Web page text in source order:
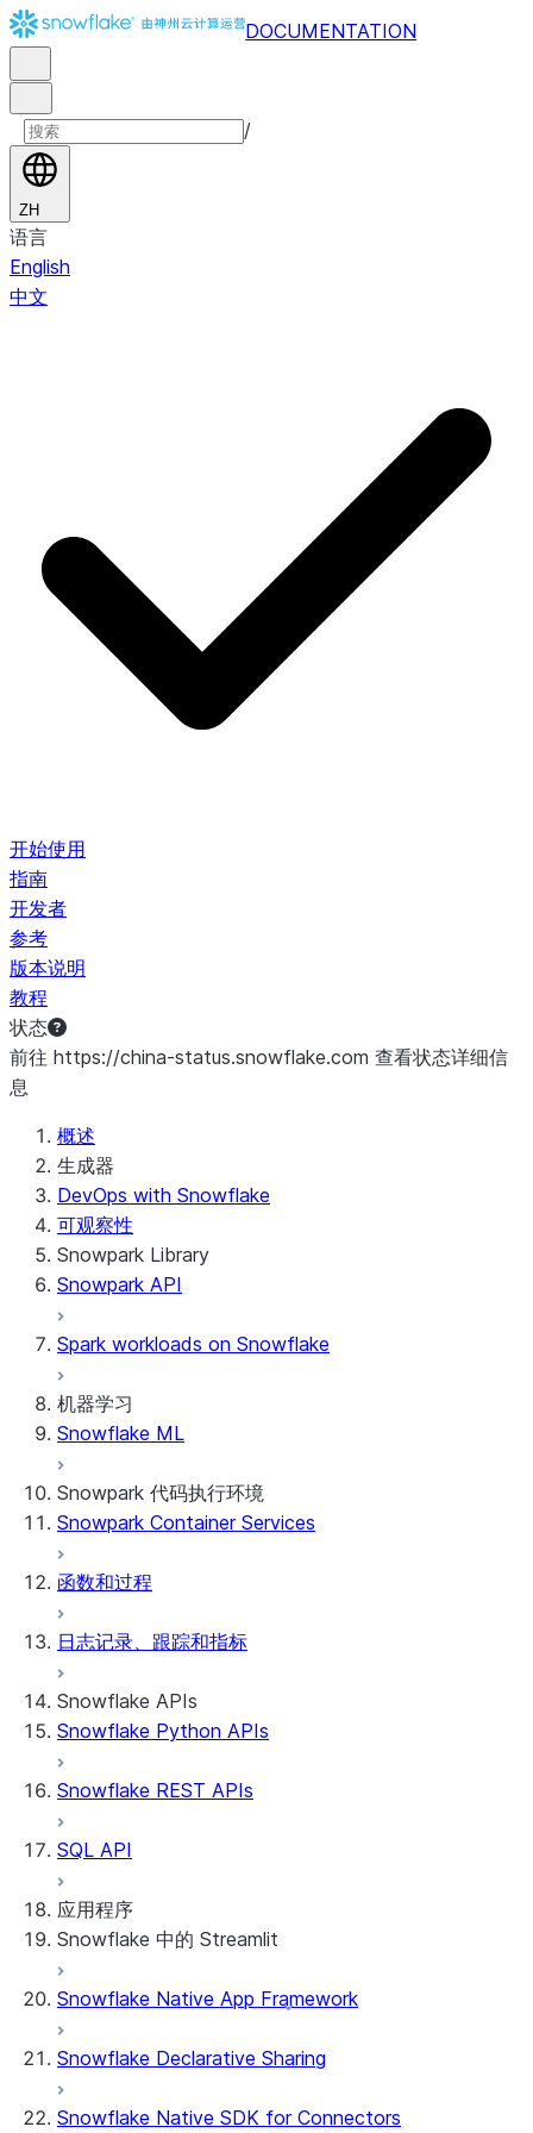
DOCUMENTATION
/
ZH
语言
English
中文
开始使用
指南
开发者
参考
版本说明
教程
状态
前往 https://china-status.snowflake.com 查看状态详细信
息
概述
生成器
DevOps with Snowflake
可观察性
Snowpark Library
Snowpark API
Spark workloads on Snowflake
机器学习
Snowflake ML
Snowpark 代码执行环境
Snowpark Container Services
函数和过程
日志记录、跟踪和指标
Snowflake APIs
Snowflake Python APIs
Snowflake REST APIs
SQL API
应用程序
Snowflake 中的 Streamlit
关于 Snowflake 中的 Streamlit
Snowflake
Snowflake Native App Framework
Snowflake Declarative Sharing
Snowflake Native SDK for Connectors